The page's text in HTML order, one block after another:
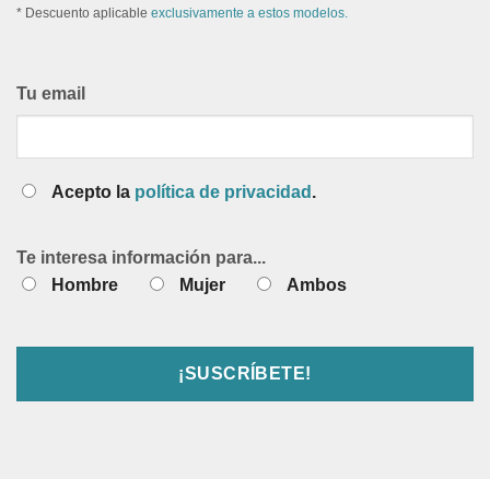
* Descuento aplicable exclusivamente a estos modelos.
Tu email
Acepto la política de privacidad .
Te interesa información para...
Hombre
Mujer Ambos